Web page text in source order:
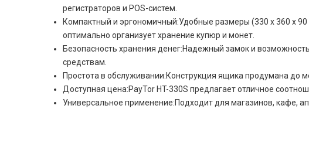
регистраторов и POS-систем.
Компактный и эргономичный:Удобные размеры (330 x 360 x
оптимально организует хранение купюр и монет.
Безопасность хранения денег:Надежный замок и
средствам.
Простота в обслуживании:Конструкция ящика продумана до
Доступная цена:PayTor HT-330S предлагает отличное
Универсальное применение:Подходит для магазинов, кафе,